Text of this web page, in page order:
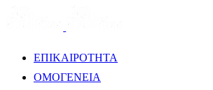
ΕΠΙΚΑΙΡΟΤΗΤΑ
ΟΜΟΓΕΝΕΙΑ